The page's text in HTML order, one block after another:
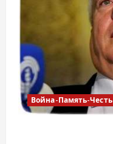
Война-Память-Честь